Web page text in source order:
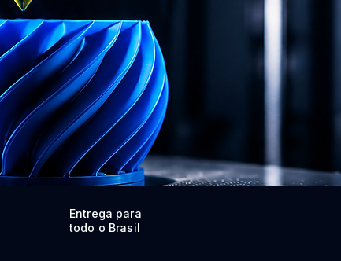
Entrega para
todo o Brasil